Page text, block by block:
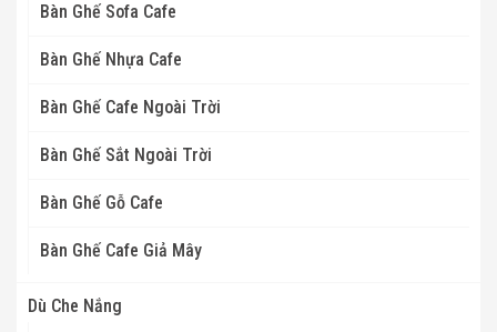
Bàn Ghế Sofa Cafe
Bàn Ghế Nhựa Cafe
Bàn Ghế Cafe Ngoài Trời
Bàn Ghế Sắt Ngoài Trời
Bàn Ghế Gỗ Cafe
Bàn Ghế Cafe Giả Mây
Dù Che Nắng